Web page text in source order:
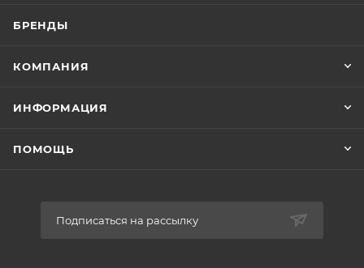
БРЕНДЫ
КОМПАНИЯ
ИНФОРМАЦИЯ
ПОМОЩЬ
Подписаться на рассылку